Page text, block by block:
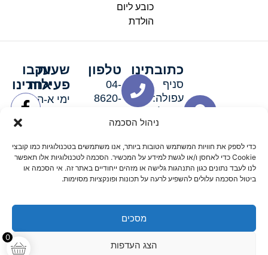
ניהול הסכמה
כדי לספק את חוויות המשתמש הטובות ביותר, אנו משתמשים בטכנולוגיות כמו קובצי
Cookie כדי לאחסן ו/או לגשת למידע על המכשיר. הסכמה לטכנולוגיות אלו תאפשר
לנו לעבד נתונים כגון התנהגות גלישה או מזהים ייחודיים באתר זה. אי הסכמה או
ביטול הסכמה עלולים להשפיע לרעה על תכונות ופונקציות מסוימות.
מסכים
הצג העדפות
0
כובע ליום
הולדת
כתובתינו
סניף
עפולה:
סניף מגדל
האלה 19
טלפון
04-
8620-
שעות
פעילות
ימי א-ה:
ימי שישי
וערבי חג:
8:30-
15:00
עקבו
אחרינו
תקנון אתרשלום דיגיטל קידום אורגני מקצועי